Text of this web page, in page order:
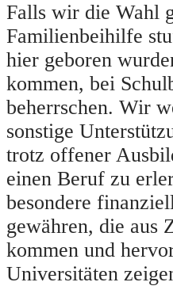
Falls wir die Wahl
Familienbeihilfe
hier geboren
kommen, bei
beherrschen. Wir
sonstige
trotz offener
einen Beruf zu
besondere
gewähren, die aus
kommen und
Universitäten